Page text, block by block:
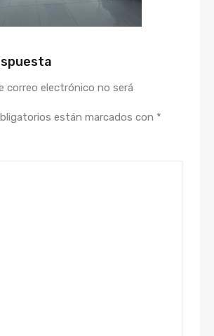
correo electrónico no será
están marcados con *